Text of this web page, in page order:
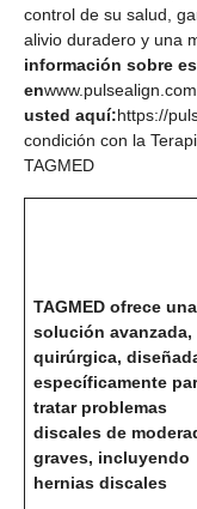
control de su salud,
alivio duradero y una
información sobre
enwww.pulsealign.com
usted aquí:https://
condición con la
TAGMED
TAGMED ofrece una
solución avanzada,
quirúrgica,
específicamente
tratar problemas
discales de
graves, incluyendo
hernias discales